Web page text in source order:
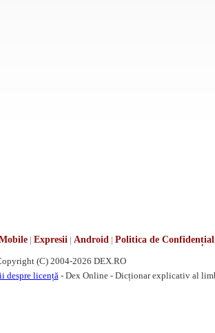
| Expresii | Android | Politica de
(C) 2004-2026 DEX.RO
despre licență - Dex Online - Dicționar explicativ al